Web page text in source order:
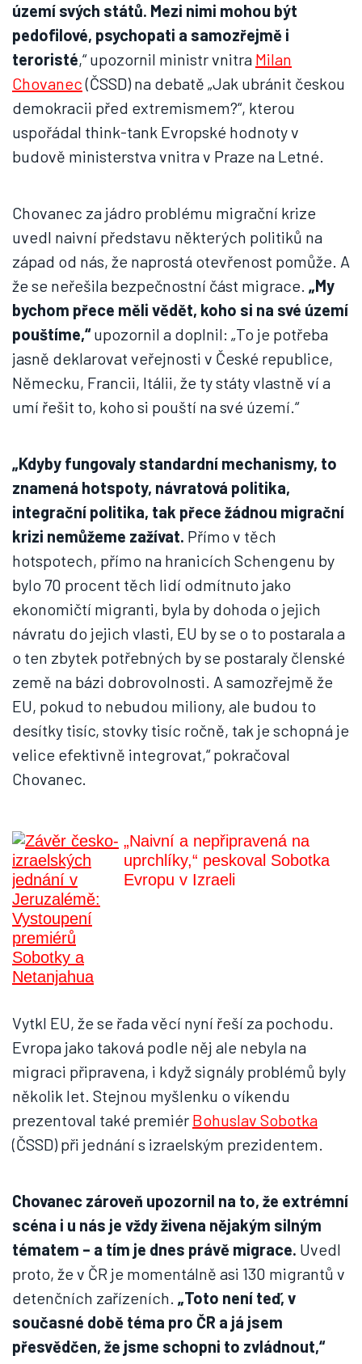
území svých států. Mezi nimi mohou být
pedofilové, psychopati a samozřejmě i
teroristé,“ upozornil ministr vnitra Milan
Chovanec(ČSSD) na debatě „Jak ubránit českou
demokracii před extremismem?“, kterou
uspořádal think-tank Evropské hodnoty v
budově ministerstva vnitra v Praze na Letné.
Chovanec za jádro problému migrační krize
uvedl naivní představu některých politiků na
západ od nás, že naprostá otevřenost pomůže. A
že se neřešila bezpečnostní část migrace. „My
bychom přece měli vědět, koho si na své území
pouštíme,“upozornil a doplnil: „To je potřeba
jasně deklarovat veřejnosti v České republice,
Německu, Francii, Itálii, že ty státy vlastně ví a
umí řešit to, koho si pouští na své území.“
„Kdyby fungovaly standardní mechanismy, to
znamená hotspoty, návratová politika,
integrační politika, tak přece žádnou migrační
krizi nemůžeme zažívat. Přímo v těch
hotspotech, přímo na hranicích Schengenu by
bylo 70 procent těch lidí odmítnuto jako
ekonomičtí migranti, byla by dohoda o jejich
návratu do jejich vlasti, EU by se o to postarala a
o ten zbytek potřebných by se postaraly členské
země na bázi dobrovolnosti. A samozřejmě že
EU, pokud to nebudou miliony, ale budou to
desítky tisíc, stovky tisíc ročně, tak je schopná je
velice efektivně integrovat,“ pokračoval
Chovanec.
„Naivní a nepřipravená na
uprchlíky,“ peskoval Sobotka
Evropu v Izraeli
Vytkl EU, že se řada věcí nyní řeší za pochodu.
Evropa jako taková podle něj ale nebyla na
migraci připravena, i když signály problémů byly
několik let. Stejnou myšlenku o víkendu
prezentoval také premiér Bohuslav Sobotka
(ČSSD) při jednání s izraelským prezidentem.
Chovanec zároveň upozornil na to, že extrémní
scéna i u nás je vždy živena nějakým silným
tématem – a tím je dnes právě migrace. Uvedl
proto, že v ČR je momentálně asi 130 migrantů v
detenčních zařízeních. „Toto není teď, v
současné době téma pro ČR a já jsem
přesvědčen, že jsme schopni to zvládnout,“